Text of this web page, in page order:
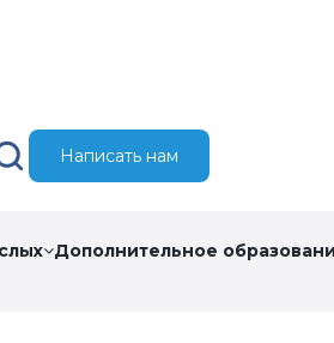
Написать нам
Дополнительное